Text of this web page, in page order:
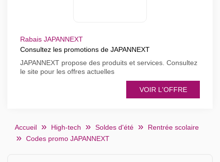
Rabais JAPANNEXT
Consultez les promotions de JAPANNEXT
JAPANNEXT propose des produits et services. Consultez
le site pour les offres actuelles
VOIR L'OFFRE
Accueil High-tech Soldes d'été
Rentrée scolaire
Codes promo JAPANNEXT